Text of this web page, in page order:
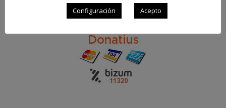
Configuración Acepto